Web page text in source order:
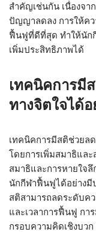
สำคัญเช่นกัน เนื่องจา
ปัญญาลดลง การให้ค
ฟื้นฟูที่ดีที่สุด ทำให้นัก
เพิ่มประสิทธิภาพได้
เทคนิคการมี
ทางจิตใจได้อ
เทคนิคการมีสติช่วยล
โดยการเพิ่มสมาธิและ
สมาธิและการหายใจ
นักกีฬาฟื้นฟูได้อย่างมี
สติสามารถลดระดับค
และเวลาการฟื้นฟู กา
กรอบความคิดเชิงบวก